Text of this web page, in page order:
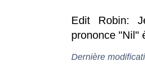
Edit Robin:
prononce "Nil"
Dernière